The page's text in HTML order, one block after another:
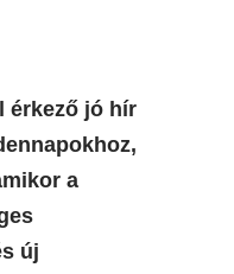
érkező jó hír
a
új